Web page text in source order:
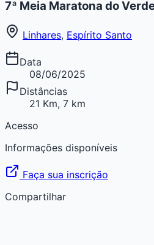
7ª Meia Maratona do
Linhares, Espírito Santo
Data
08/06/2025
Distâncias
21 Km, 7 km
Acesso
Informações disponíveis
Faça sua inscrição
Compartilhar